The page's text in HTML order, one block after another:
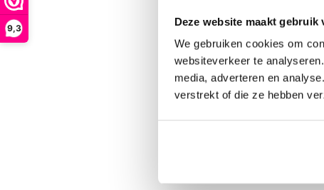
Deze website maakt gebruik
We gebruiken cookies om
websiteverkeer te
media, adverteren en
verstrekt of die ze hebben
9,3